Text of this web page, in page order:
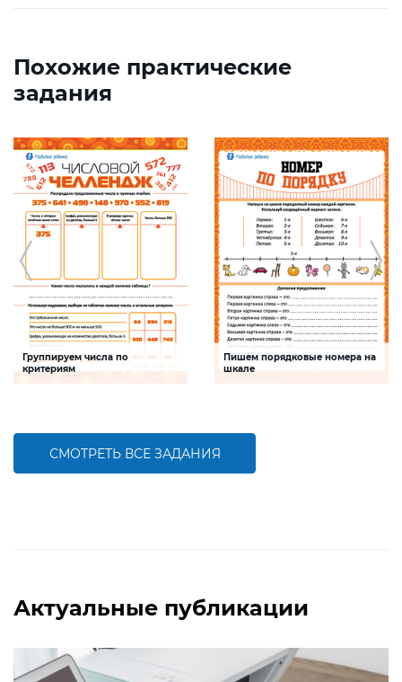
Похожие практические
задания
Группируем числа по
критериям
Пишем порядковые номера на
шкале
работать с числами первого десятка
СМОТРЕТЬ ВСЕ ЗАДАНИЯ
Актуальные публикации